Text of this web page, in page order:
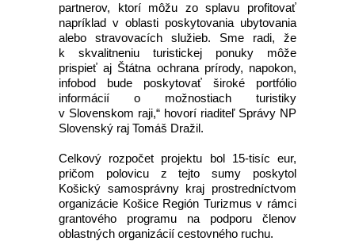
partnerov, ktorí môžu zo splavu profitovať
napríklad v oblasti poskytovania ubytovania
alebo stravovacích služieb. Sme radi, že
k skvalitneniu turistickej ponuky môže
prispieť aj Štátna ochrana prírody, napokon,
infobod bude poskytovať široké portfólio
informácií o možnostiach turistiky
v Slovenskom raji,“ hovorí riaditeľ Správy NP
Slovenský raj Tomáš Dražil.
Celkový rozpočet projektu bol 15-tisíc eur,
pričom polovicu z tejto sumy poskytol
Košický samosprávny kraj prostredníctvom
organizácie Košice Región Turizmus v rámci
grantového programu na podporu členov
oblastných organizácií cestovného ruchu.